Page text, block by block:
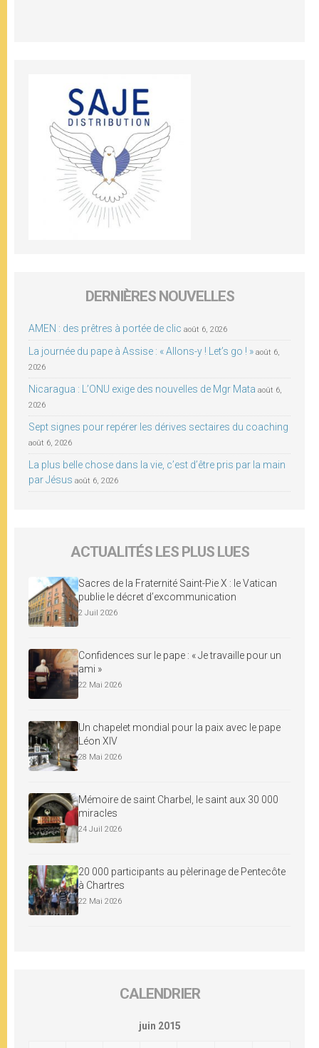
DERNIÈRES NOUVELLES
AMEN : des prêtres à portée de clic août 6, 2026
La journée du pape à Assise : « Allons-y ! Let’s go ! » août 6,
2026
Nicaragua : L’ONU exige des nouvelles de Mgr Mata août 6,
2026
Sept signes pour repérer les dérives sectaires du coaching
août 6, 2026
La plus belle chose dans la vie, c’est d’être pris par la main
par Jésus août 6, 2026
ACTUALITÉS LES PLUS LUES
Sacres de la Fraternité Saint-Pie X : le Vatican
publie le décret d’excommunication
2 Juil 2026
Confidences sur le pape : « Je travaille pour un
ami »
22 Mai 2026
Un chapelet mondial pour la paix avec le pape
Léon XIV
28 Mai 2026
Mémoire de saint Charbel, le saint aux 30 000
miracles
24 Juil 2026
20 000 participants au pèlerinage de Pentecôte
à Chartres
22 Mai 2026
CALENDRIER
juin 2015